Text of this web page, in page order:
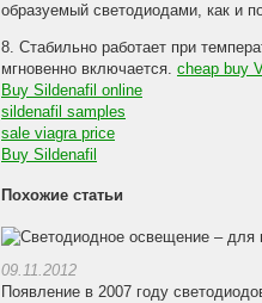
образуемый светодиодами, как и
8. Стабильно работает при
мгновенно включается. cheap buy
Buy Sildenafil online
sildenafil samples
sale viagra price
Buy Sildenafil
Похожие статьи
09.11.2012
Появление в 2007 году